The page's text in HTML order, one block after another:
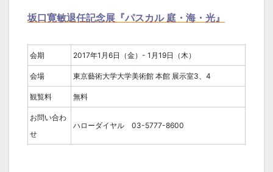
坂口寛敏退任記念展『パスカル 庭・海・光』
会期 2017年1月6日（金）- 1月19日（木）
会場 東京藝術大学大学美術館 本館 展示室3、4
観覧料 無料
お問い合わ
せ
ハローダイヤル 03-5777-8600